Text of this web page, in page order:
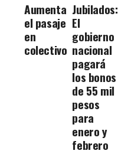
Aumenta
el pasaje
en
colectivo
Jubilados:
El
gobierno
nacional
pagará
los bonos
de 55 mil
pesos
para
enero y
febrero